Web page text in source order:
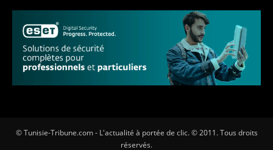
© Tunisie-Tribune.com - L'actualité à portée de clic. © 2011. Tous droits
réservés.